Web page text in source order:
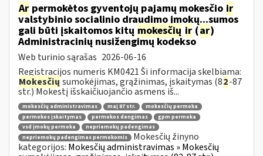
Ar permokėtos gyventojų pajamų mokesčio ir
valstybinio socialinio draudimo įmokų...sumos
gali būti įskaitomos kitų mokesčių ir (ar)
Administracinių nusižengimų kodekso
Web turinio sąrašas 2026-06-16
Registracijos numeris KM0421 Ši informacija skelbiama:
Mokesčių sumokėjimas, grąžinimas, įskaitymas (82-87
str.) Mokestį išskaičiuojančio asmens iš...
mokesčių administravimas maį 87 str.
mokesčių permoka
permokos įskaitymas
permokos dengimas
gpm permoka
vsd įmokų permoka
nepriemokų padengimas
nepriemokų padengimas permokomis
Mokesčių žinyno
kategorijos: Mokesčių administravimas » Mokesčių